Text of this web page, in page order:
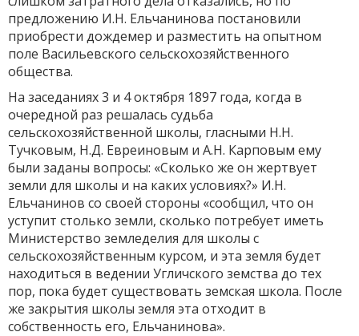
предложению И.Н. Ельчанинова постановили
приобрести дождемер и разместить на опытном
поле Васильевского сельскохозяйственного
общества.
На заседаниях 3 и 4 октября 1897 года, когда в
очередной раз решалась судьба
сельскохозяйственной школы, гласными Н.Н.
Тучковым, Н.Д. Евреиновым и А.Н. Карповым ему
были заданы вопросы: «Сколько же он жертвует
земли для школы и на каких условиях?» И.Н.
Ельчанинов со своей стороны «сообщил, что он
уступит столько земли, сколько потребует иметь
Министерство земледелия для школы с
сельскохозяйственным курсом, и эта земля будет
находиться в ведении Угличского земства до тех
пор, пока будет существовать земская школа. После
же закрытия школы земля эта отходит в
собственность его, Ельчанинова».